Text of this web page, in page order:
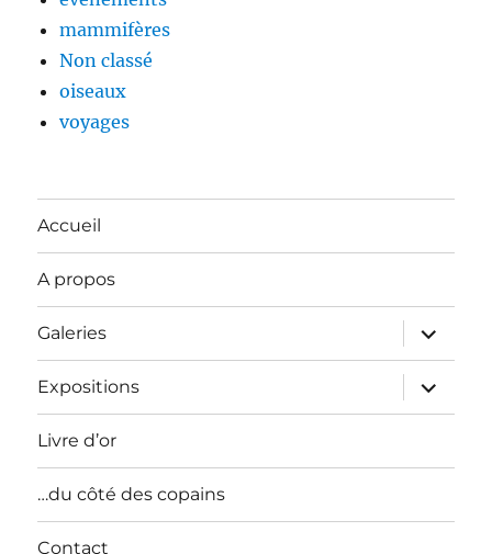
mammifères
Non classé
oiseaux
voyages
Accueil
A propos
Galeries
ouvrir
le
sous-
menu
Expositions
ouvrir
le
sous-
Livre d’or
…du côté des copains
Contact